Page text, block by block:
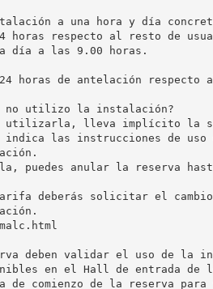
a una hora y día
horas respecto al resto de
día a las 9.00 horas.
horas de antelación respecto
y no utilizo la instalación?
utilizarla, lleva implícito la
las instrucciones de
puedes anular la reserva
tarifa deberás solicitar el
deben validar el uso de la
en el Hall de entrada de
de comienzo de la reserva